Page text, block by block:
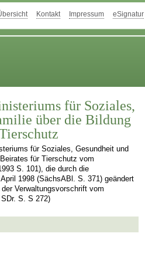
Kontakt Impressum eSignatur
für Soziales,
über die Bildung
für Soziales, Gesundheit und
für Tierschutz vom
S. 101), die durch die
1998 (SächsABl. S. 371) geändert
Verwaltungsvorschrift vom
S. S 272)